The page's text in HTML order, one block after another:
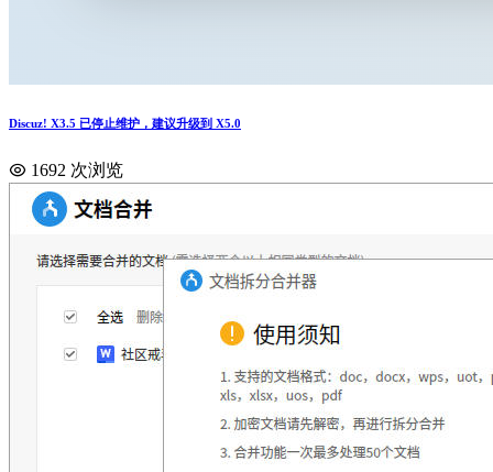
Discuz! X3.5 已停止维护，建议升级到 X5.0
1692 次浏览